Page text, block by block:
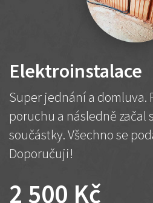
Elektroinstalace
Super jednání a
poruchu a následně
součástky. Všechno se
Doporučuji!
2 500 Kč